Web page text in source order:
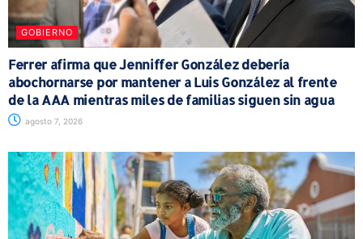
GOBIERNO
Ferrer afirma que Jenniffer González debería
abochornarse por mantener a Luis González al frente
de la AAA mientras miles de familias siguen sin agua
agosto 7, 2026